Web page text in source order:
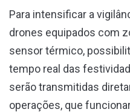
Para intensificar a
drones equipados com
sensor térmico,
tempo real das
serão transmitidas
operações, que